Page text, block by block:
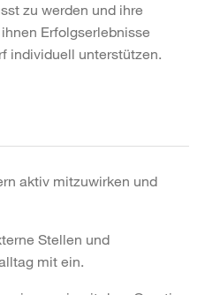
zu werden und ihre
Erfolgserlebnisse
individuell unterstützen.
aktiv mitzuwirken und
Stellen und
mit ein.